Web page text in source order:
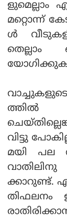
ളുമെല്ലാം
മറ്റൊന്ന്
ൾ
യോഗിക്കുക
ത്തിൽ
വിട്ടു
മയി പല
ക്കാറുണ്ട്.
തിഫലനം